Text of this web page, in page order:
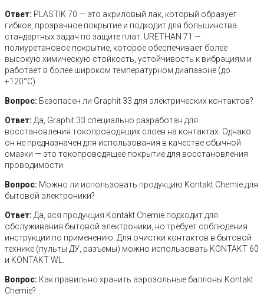
Ответ: PLASTIK 70 — это акриловый лак, который образует
гибкое, прозрачное покрытие и подходит для большинства
стандартных задач по защите плат. URETHAN 71 —
полиуретановое покрытие, которое обеспечивает более
высокую химическую стойкость, устойчивость к вибрациям и
работает в более широком температурном диапазоне (до
+120°C).
Вопрос: Безопасен ли Graphit 33 для электрических контактов?
Ответ: Да, Graphit 33 специально разработан для
восстановления токопроводящих слоев на контактах. Однако
он не предназначен для использования в качестве обычной
смазки — это токопроводящее покрытие для восстановления
проводимости.
Вопрос: Можно ли использовать продукцию Kontakt Chemie для
бытовой электроники?
Ответ: Да, вся продукция Kontakt Chemie подходит для
обслуживания бытовой электроники, но требует соблюдения
инструкции по применению. Для очистки контактов в бытовой
технике (пульты ДУ, разъемы) можно использовать KONTAKT 60
и KONTAKT WL.
Вопрос: Как правильно хранить аэрозольные баллоны Kontakt
Chemie?